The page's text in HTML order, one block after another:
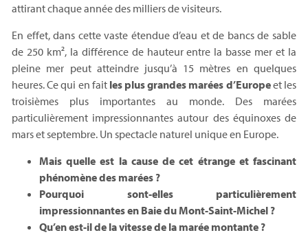
attirant chaque année des milliers de visiteurs.
En effet, dans cette vaste étendue d’eau et de bancs de sable
de 250 km², la différence de hauteur entre la basse mer et la
pleine mer peut atteindre jusqu’à 15 mètres en quelques
heures. Ce qui en fait les plus grandes marées d’Europeet les
troisièmes plus importantes au monde. Des marées
particulièrement impressionnantes autour des équinoxes de
mars et septembre. Un spectacle naturel unique en Europe.
Mais quelle est la cause de cet étrange et fascinant
phénomène des marées ?
Pourquoi sont-elles particulièrement
impressionnantes en Baie du Mont-Saint-Michel ?
Qu’en est-il de la vitesse de la marée montante ?